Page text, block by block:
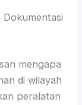
mengapa
di wilayah
peralatan